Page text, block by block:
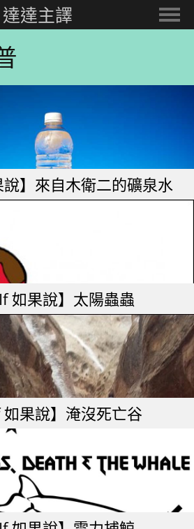
達達主譯
選
說】來自木衛二的礦泉水
如果說】太陽蟲蟲
如果說】淹沒死亡谷